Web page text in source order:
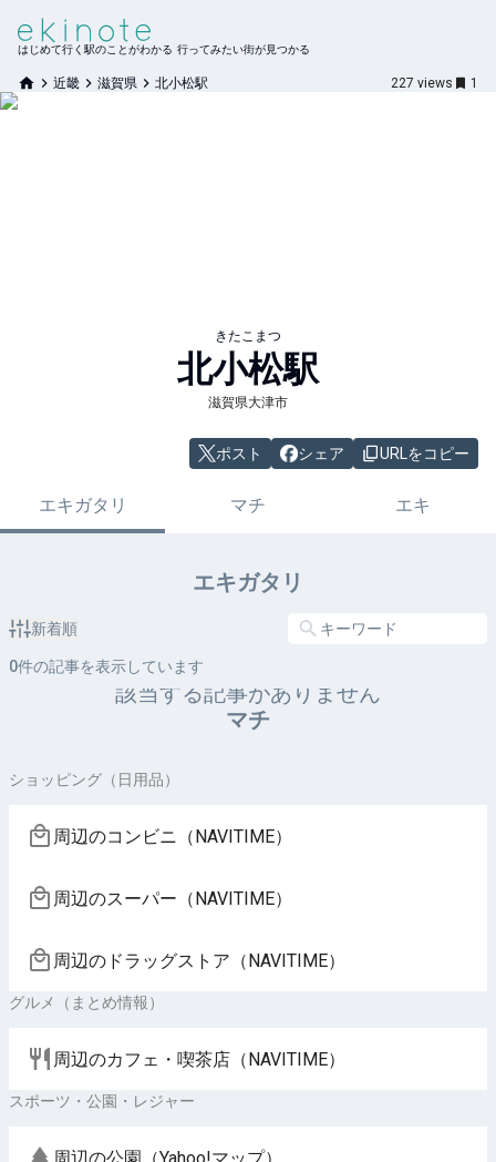
はじめて行く駅のことがわかる 行ってみたい街が見つかる
近畿 滋賀県 北小松駅 227 views 1
きたこまつ
北小松駅
滋賀県大津市
ポスト シェア URLをコピー
エキガタリ マチ エキ
エキガタリ
新着順
0件の記事を表示しています
該当する記事がありません
マチ
ショッピング（日用品）
周辺のコンビニ（NAVITIME）
周辺のスーパー（NAVITIME）
周辺のドラッグストア（NAVITIME）
グルメ（まとめ情報）
周辺のカフェ・喫茶店（NAVITIME）
スポーツ・公園・レジャー
周辺の公園（Yahoo!マップ）